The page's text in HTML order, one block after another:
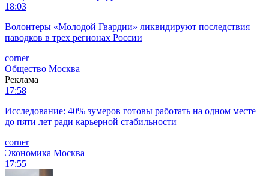
18:03
Волонтеры «Молодой Гвардии» ликвидируют последствия
паводков в трех регионах России
corner
Общество Москва
Реклама
17:58
Исследование: 40% зумеров готовы работать на одном месте
до пяти лет ради карьерной стабильности
corner
Экономика Москва
17:55